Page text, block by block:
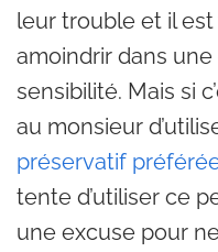
leur trouble et il
amoindrir dans
sensibilité. Mais si
au monsieur
préservatif
tente d’utiliser ce
une excuse pour